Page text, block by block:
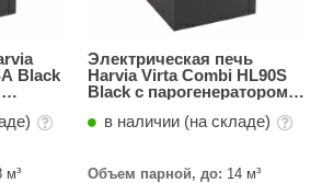
Black
м³
Электрическая печь
Harvia Virta Combi HL90S
Black с парогенератором,
в наличии (на складе)
Объем парной, до: 14 м³